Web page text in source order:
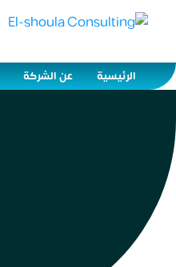
الرئيسية عن الشركة